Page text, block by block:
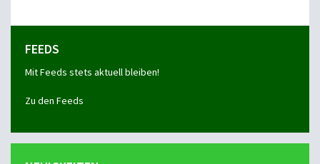
FEEDS
Mit Feeds stets aktuell bleiben!
Zu den Feeds